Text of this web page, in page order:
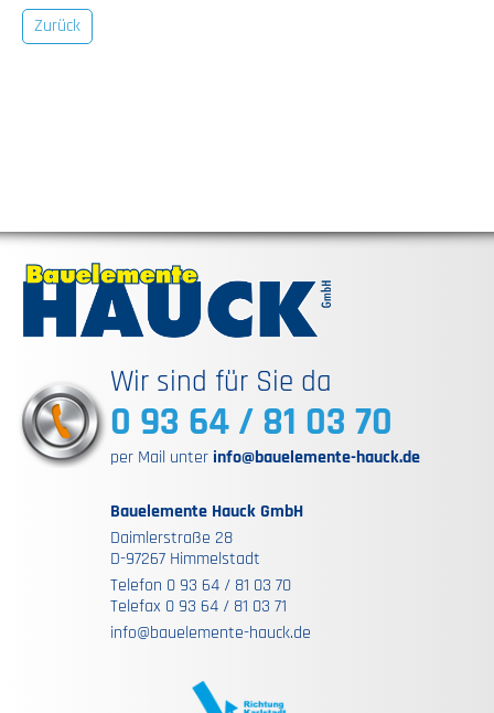
Zurück
Wir sind für Sie da
0 93 64 / 81 03 70
per Mail unter info@bauelemente-hauck.de
Bauelemente Hauck GmbH
Daimlerstraße 28
D-97267 Himmelstadt
Telefon 0 93 64 / 81 03 70
Telefax 0 93 64 / 81 03 71
info@bauelemente-hauck.de